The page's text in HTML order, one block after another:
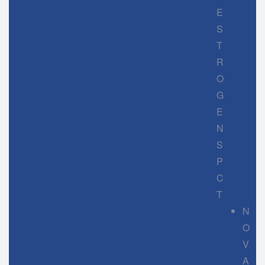
E
S
T
R
O
G
E
N
S
P
C
T
N
O
V
A